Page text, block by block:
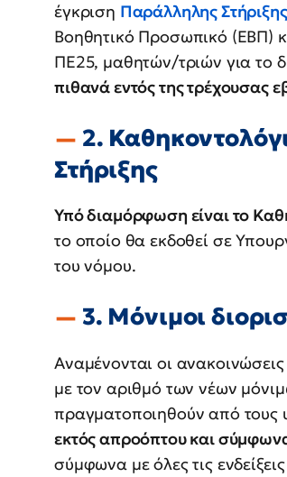
έγκριση Παράλληλης Στήριξης
Βοηθητικό Προσωπικό (ΕΒΠ)
ΠΕ25, μαθητών/τριών για το
πιθανά εντός της τρέχουσας
2.
Στήριξης
Υπό διαμόρφωση είναι το
το οποίο θα εκδοθεί σε
του νόμου.
3. Μόνιμοι
Αναμένονται οι
με τον αριθμό των νέων
πραγματοποιηθούν από τους
εκτός απροόπτου και
σύμφωνα με όλες τις